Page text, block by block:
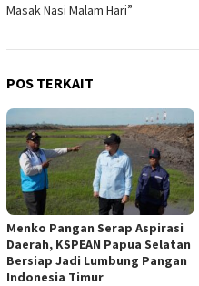
Masak Nasi Malam Hari”
POS TERKAIT
Menko Pangan Serap Aspirasi
Daerah, KSPEAN Papua Selatan
Bersiap Jadi Lumbung Pangan
Indonesia Timur